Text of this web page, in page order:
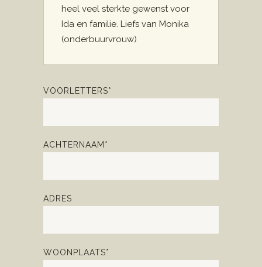
heel veel sterkte gewenst voor
Ida en familie. Liefs van Monika
(onderbuurvrouw)
VOORLETTERS*
ACHTERNAAM*
ADRES
WOONPLAATS*